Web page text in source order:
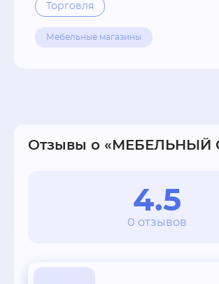
Торговля
Мебельные магазины
Отзывы о «МЕБЕЛЬНЫЙ
4.5
0 отзывов